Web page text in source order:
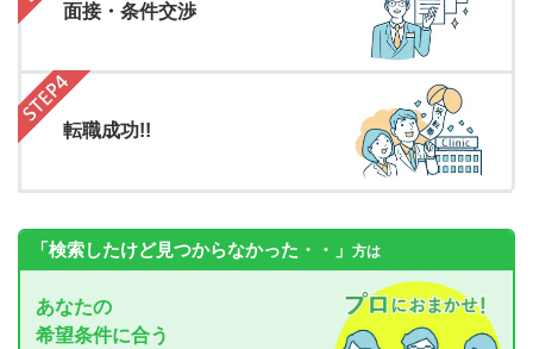
面接・条件交渉
転職成功!!
「検索したけど見つからなかった・・」 方は
あなたの
希望条件に合う